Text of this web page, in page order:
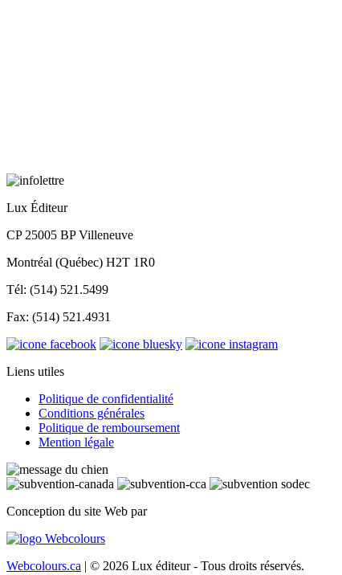
Lux Éditeur
CP 25005 BP Villeneuve
Montréal (Québec) H2T 1R0
Tél: (514) 521.5499
Fax: (514) 521.4931
Liens utiles
Politique de confidentialité
Conditions générales
Politique de remboursement
Mention légale
Conception du site Web par
Webcolours.ca | © 2026 Lux éditeur - Tous droits réservés.